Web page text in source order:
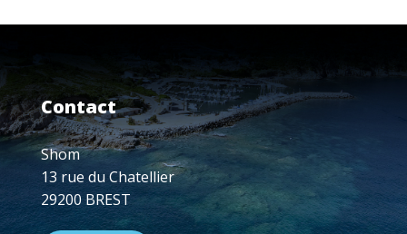
Contact
Shom
13 rue du Chatellier
29200 BREST